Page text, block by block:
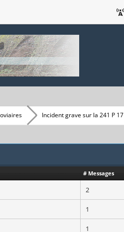
Incident grave sur la 241 P 17
# Messages
2
1
1